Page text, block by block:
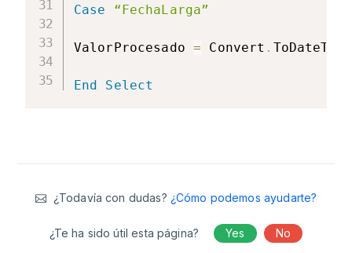
Case “FechaLarga”
ValorProcesado = Convert .
End Select
¿Todavía con dudas? ¿Cómo podemos ayudarte?
¿Te ha sido útil esta página? Yes No